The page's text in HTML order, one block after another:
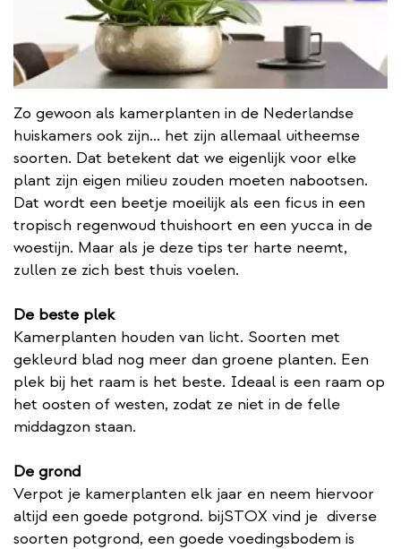
Zo gewoon als kamerplanten in de Nederlandse
huiskamers ook zijn... het zijn allemaal uitheemse
soorten. Dat betekent dat we eigenlijk voor elke
plant zijn eigen milieu zouden moeten nabootsen.
Dat wordt een beetje moeilijk als een ficus in een
tropisch regenwoud thuishoort en een yucca in de
woestijn. Maar als je deze tips ter harte neemt,
zullen ze zich best thuis voelen.
De beste plek
Kamerplanten houden van licht. Soorten met
gekleurd blad nog meer dan groene planten. Een
plek bij het raam is het beste. Ideaal is een raam op
het oosten of westen, zodat ze niet in de felle
middagzon staan.
De grond
Verpot je kamerplanten elk jaar en neem hiervoor
altijd een goede potgrond. bijSTOX vind je diverse
soorten potgrond, een goede voedingsbodem is